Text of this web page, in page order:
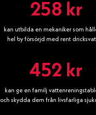
258 kr
kan utbilda en mekaniker som
hel by försörjd med rent
452 kr
kan ge en familj
och skydda dem från livsfarliga